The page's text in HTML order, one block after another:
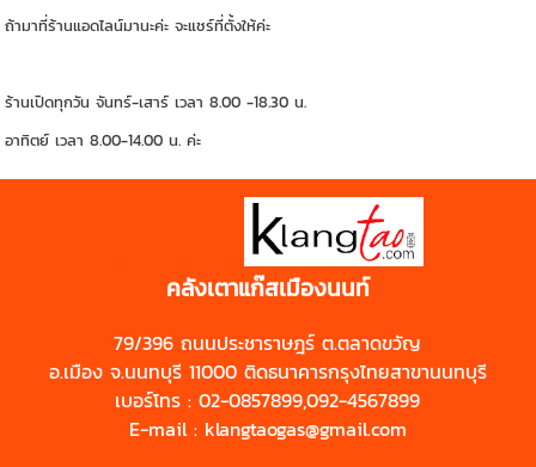
ถ้ามาที่ร้านแอดไลน์มานะค่ะ จะแชร์ที่ตั้งให้ค่ะ
ร้านเปิดทุกวัน จันทร์-เสาร์ เวลา 8.00 -18.30 น.
อาทิตย์ เวลา 8.00-14.00 น. ค่ะ
คลังเตาแก๊สเมืองนนท์
79/396 ถนนประชาราษฎร์ ต.ตลาดขวัญ
อ.เมือง จ.นนทบุรี 11000 ติดธนาคารกรุงไทยสาขานนทบุรี
เบอร์โทร : 02-0857899,092-4567899
E-mail : klangtaogas@gmail.com